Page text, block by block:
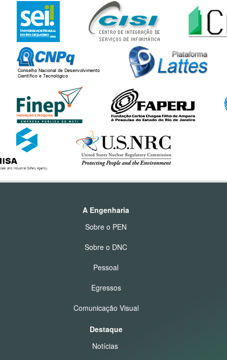
A Engenharia
Sobre o PEN
Sobre o DNC
Pessoal
Egressos
Comunicação Visual
Destaque
Notícias